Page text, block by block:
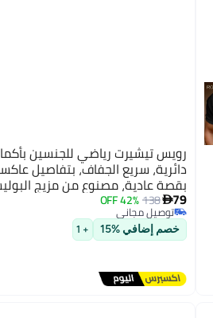
رويس تيشيرت رياضي للجنسين
دائرية، سريع الجفاف، بتفاصيل
بقصة عادية، مصنوع من مزيج
عالي المرونة، يتميز بتهوية جيدة
للرطوبة، مثالي للجري والتدريب
طويلة، باللون الأسود.
79
138
42% OFF
توصيل مجاني
بتخلّص بسرعة
توصيل مجاني
خصم إضافي %15 + 1